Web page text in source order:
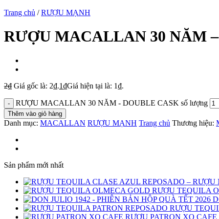
Trang chủ / RƯỢU MẠNH
RƯỢU MACALLAN 30 NĂM
2₫ Giá gốc là: 2₫.1₫Giá hiện tại là: 1₫.
RƯỢU MACALLAN 30 NĂM - DOUBLE CASK số lượng
Thêm vào giỏ hàng
Danh mục: MACALLAN RƯỢU MẠNH Trang chủ Thương hiệu:
Sản phẩm mới nhất
RƯỢU TEQUILA
RƯỢU
RƯỢU PATRON XO CAFE